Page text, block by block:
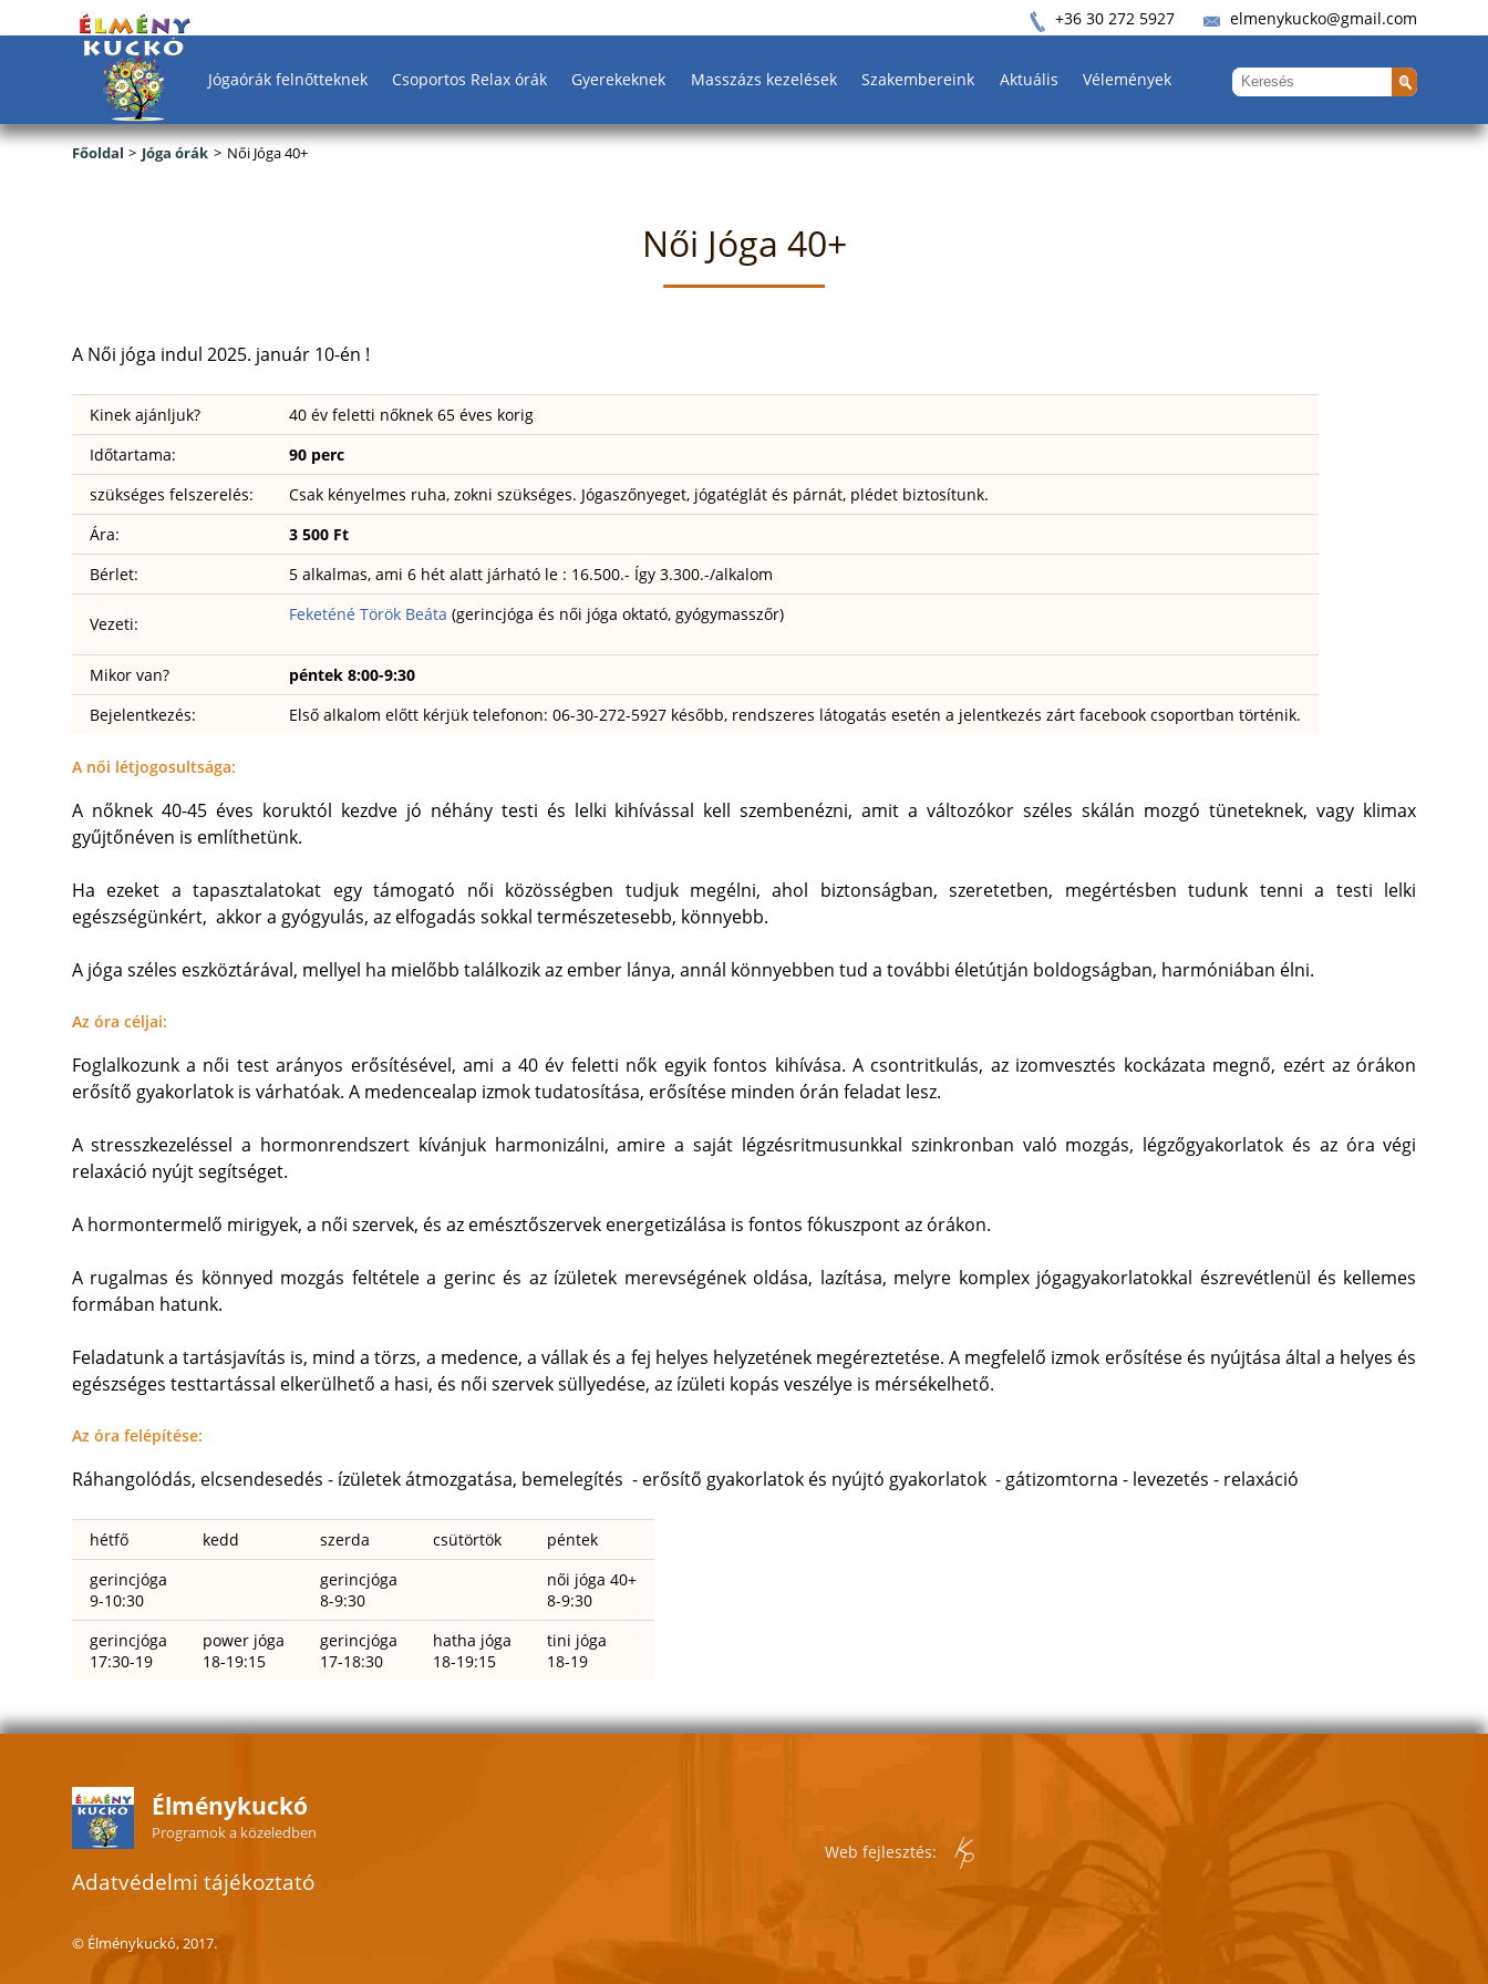
+36 30 272 5927 elmenykucko@gmail.com
Jógaórák felnőtteknek Csoportos Relax órák Gyerekeknek Masszázs kezelések Szakembereink Aktuális Vélemények
Kapcsolat
Főoldal > Jóga órák > Női Jóga 40+
Női Jóga 40+
A Női jóga indul 2025. január 10-én !
Kinek ajánljuk?
40 év feletti nőknek 65 éves korig
Időtartama:
90 perc
szükséges felszerelés:
Csak kényelmes ruha, zokni szükséges. Jógaszőnyeget, jógatéglát és párnát, plédet biztosítunk.
Ára:
3 500 Ft
Bérlet:
5 alkalmas, ami 6 hét alatt járható le : 16.500.- Így 3.300.-/alkalom
Vezeti: Feketéné Török Beáta (gerincjóga és női jóga oktató, gyógymasszőr)
Mikor van?
péntek 8:00-9:30
Bejelentkezés:
Első alkalom előtt kérjük telefonon: 06-30-272-5927 később, rendszeres látogatás esetén a jelentkezés zárt facebook csoportban történik.
A női létjogosultsága:
A nőknek 40-45 éves koruktól kezdve jó néhány testi és lelki kihívással kell szembenézni, amit a változókor széles skálán mozgó tüneteknek, vagy klimax
gyűjtőnéven is említhetünk.
Ha ezeket a tapasztalatokat egy támogató női közösségben tudjuk megélni, ahol biztonságban, szeretetben, megértésben tudunk tenni a testi lelki
egészségünkért, akkor a gyógyulás, az elfogadás sokkal természetesebb, könnyebb.
A jóga széles eszköztárával, mellyel ha mielőbb találkozik az ember lánya, annál könnyebben tud a további életútján boldogságban, harmóniában élni.
Az óra céljai:
Foglalkozunk a női test arányos erősítésével, ami a 40 év feletti nők egyik fontos kihívása. A csontritkulás, az izomvesztés kockázata megnő, ezért az órákon
erősítő gyakorlatok is várhatóak. A medencealap izmok tudatosítása, erősítése minden órán feladat lesz.
A stresszkezeléssel a hormonrendszert kívánjuk harmonizálni, amire a saját légzésritmusunkkal szinkronban való mozgás, légzőgyakorlatok és az óra végi
relaxáció nyújt segítséget.
A hormontermelő mirigyek, a női szervek, és az emésztőszervek energetizálása is fontos fókuszpont az órákon.
A rugalmas és könnyed mozgás feltétele a gerinc és az ízületek merevségének oldása, lazítása, melyre komplex jógagyakorlatokkal észrevétlenül és kellemes
formában hatunk.
Feladatunk a tartásjavítás is, mind a törzs, a medence, a vállak és a fej helyes helyzetének megéreztetése. A megfelelő izmok erősítése és nyújtása által a helyes és
egészséges testtartással elkerülhető a hasi, és női szervek süllyedése, az ízületi kopás veszélye is mérsékelhető.
Az óra felépítése:
Ráhangolódás, elcsendesedés - ízületek átmozgatása, bemelegítés - erősítő gyakorlatok és nyújtó gyakorlatok - gátizomtorna - levezetés - relaxáció
hétfő kedd szerda csütörtök
péntek
gerincjóga
9-10:30
gerincjóga
8-9:30
női jóga 40+
8-9:30
gerincjóga
17:30-19
power jóga
18-19:15
gerincjóga
17-18:30
hatha jóga
18-19:15
tini jóga
18-19
Élménykuckó
Programok a közeledben
Adatvédelmi tájékoztató
© Élménykuckó, 2017.
Web fejlesztés: